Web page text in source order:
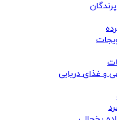
و غذای دریایی